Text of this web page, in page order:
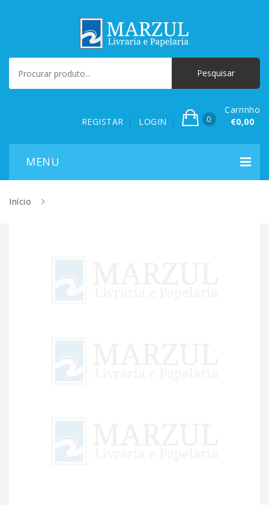
REGISTAR LOGIN 0
Carrinho
€0,00
Início